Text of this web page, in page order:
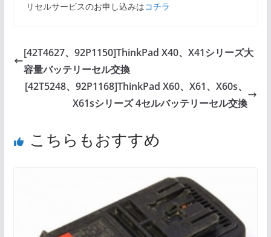
リセルサービスのお申し込みはコチラ
[42T4627、92P1150]ThinkPad X40、X41シリーズ大
容量バッテリーセル交換
[42T5248、92P1168]ThinkPad X60、X61、X60s、
X61sシリーズ 4セルバッテリーセル交換
こちらもおすすめ